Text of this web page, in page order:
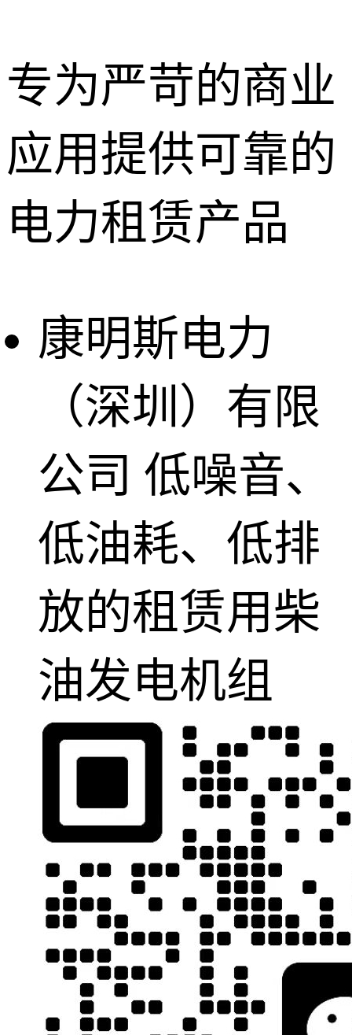
专为严苛的商业
应用提供可靠的
电力租赁产品
康明斯电力
（深圳）有限
公司 低噪音、
低油耗、低排
放的租赁用柴
油发电机组
深圳租赁服
惠州租赁服
务
东莞租赁服